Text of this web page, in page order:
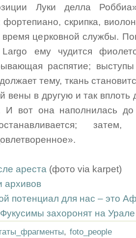
Луки делла
скрипка,
церковной службы.
ему чудится
распятие;
тему, ткань
вены в другую и так
вот она наполнилась до
затем,
ареста (фото via karpet)
архивов
потенциал для нас – это
захоронят на Урале
, foto_people